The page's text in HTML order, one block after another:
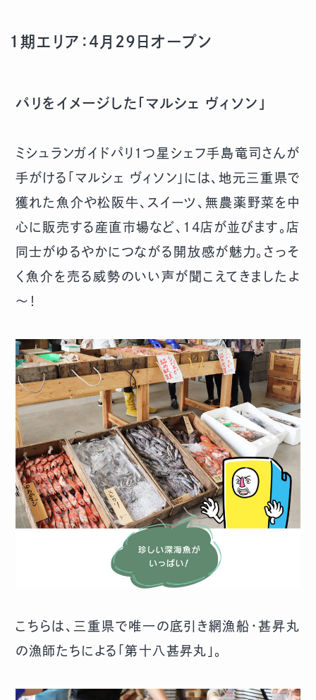
1期エリア：4月29日オープン
パリをイメージした「マルシェ ヴィソン」
ミシュランガイドパリ1つ星シェフ手島竜司さんが
手がける「マルシェ ヴィソン」には、地元三重県で
獲れた魚介や松阪牛、スイーツ、無農薬野菜を中
心に販売する産直市場など、14店が並びます。店
同士がゆるやかにつながる開放感が魅力。さっそ
く魚介を売る威勢のいい声が聞こえてきましたよ
～！
こちらは、三重県で唯一の底引き網漁船・甚昇丸
の漁師たちによる「第十八甚昇丸」。